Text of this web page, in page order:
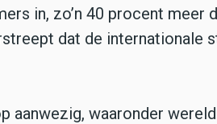
in, zo’n 40 procent meer
dat de internationale
aanwezig, waaronder